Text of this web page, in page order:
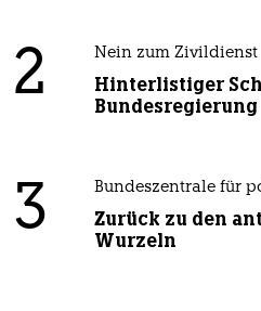
2 Nein zum Zivildienst
Hinterlistiger
Bundesregierung
3 Bundeszentrale für
Zurück zu den
Wurzeln